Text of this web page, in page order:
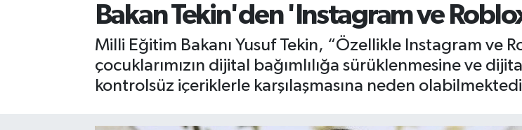
Bakan Tekin'den 'Instagram ve
Milli Eğitim Bakanı Yusuf Tekin, “Özellikle Instagram ve
çocuklarımızın dijital bağımlılığa sürüklenmesine ve
kontrolsüz içeriklerle karşılaşmasına neden